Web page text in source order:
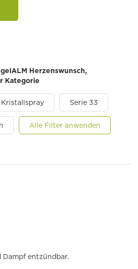
Herzenswunsch,
Kategorie
Kristallspray Serie 33
Alle Filter anwenden
Dampf entzündbar.